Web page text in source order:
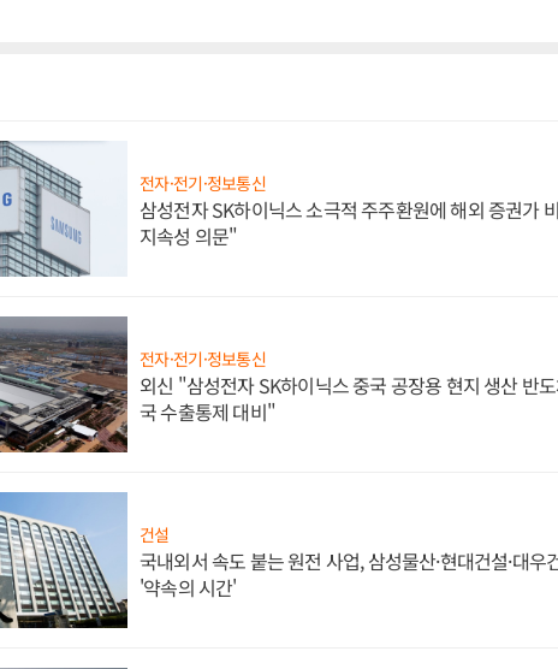
전자·전기·정보통신
삼성전자 SK하이닉스 소극적 주주환원에 해외 증권가
지속성 의문"
전자·전기·정보통신
외신 "삼성전자 SK하이닉스 중국 공장용 현지 생산 반
국 수출통제 대비"
건설
국내외서 속도 붙는 원전 사업, 삼성물산·현대건설·대우
'약속의 시간'